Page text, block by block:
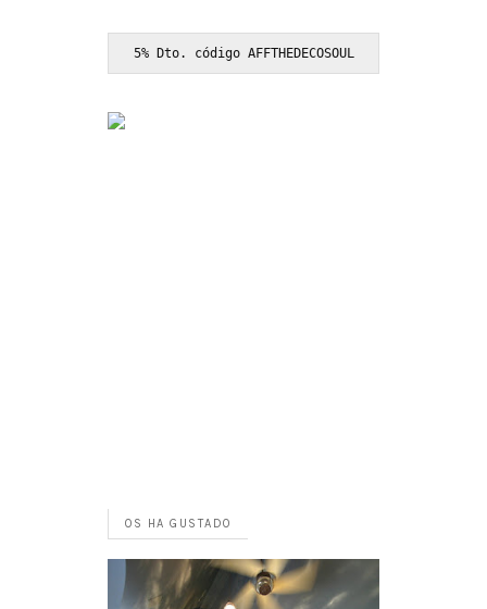
5% Dto. código AFFTHEDECOSOUL
OS HA GUSTADO